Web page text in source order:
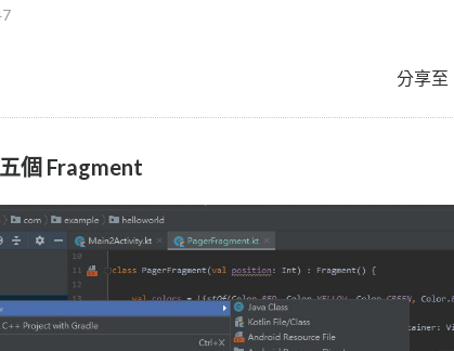
分享至
個 Fragment